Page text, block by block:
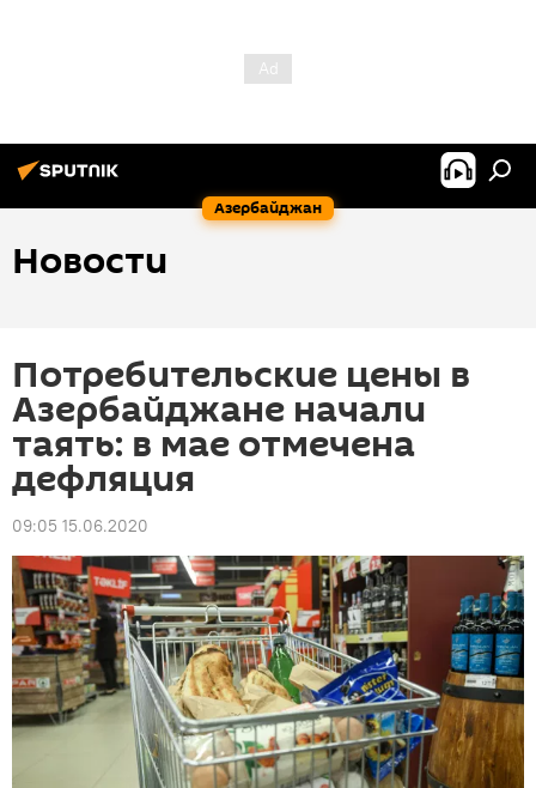
Азербайджан
Новости
Потребительские цены в
Азербайджане начали
таять: в мае отмечена
дефляция
09:05 15.06.2020